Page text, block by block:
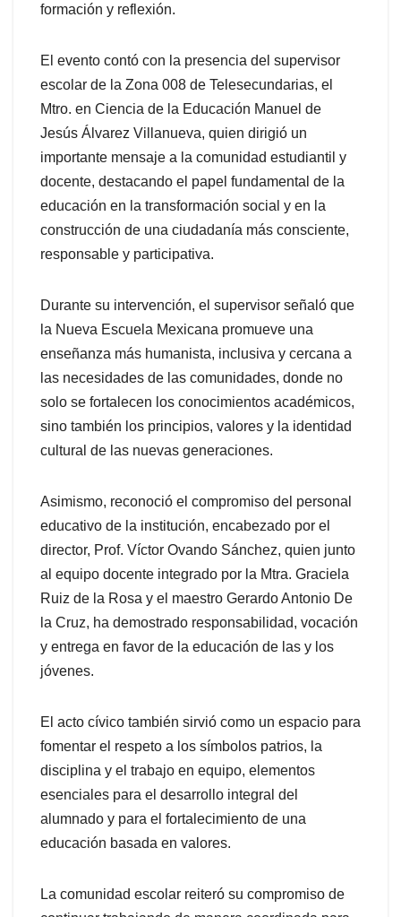
formación y reflexión.
El evento contó con la presencia del supervisor
escolar de la Zona 008 de Telesecundarias, el
Mtro. en Ciencia de la Educación Manuel de
Jesús Álvarez Villanueva, quien dirigió un
importante mensaje a la comunidad estudiantil y
docente, destacando el papel fundamental de la
educación en la transformación social y en la
construcción de una ciudadanía más consciente,
responsable y participativa.
Durante su intervención, el supervisor señaló que
la Nueva Escuela Mexicana promueve una
enseñanza más humanista, inclusiva y cercana a
las necesidades de las comunidades, donde no
solo se fortalecen los conocimientos académicos,
sino también los principios, valores y la identidad
cultural de las nuevas generaciones.
Asimismo, reconoció el compromiso del personal
educativo de la institución, encabezado por el
director, Prof. Víctor Ovando Sánchez, quien junto
al equipo docente integrado por la Mtra. Graciela
Ruiz de la Rosa y el maestro Gerardo Antonio De
la Cruz, ha demostrado responsabilidad, vocación
y entrega en favor de la educación de las y los
jóvenes.
El acto cívico también sirvió como un espacio para
fomentar el respeto a los símbolos patrios, la
disciplina y el trabajo en equipo, elementos
esenciales para el desarrollo integral del
alumnado y para el fortalecimiento de una
educación basada en valores.
La comunidad escolar reiteró su compromiso de